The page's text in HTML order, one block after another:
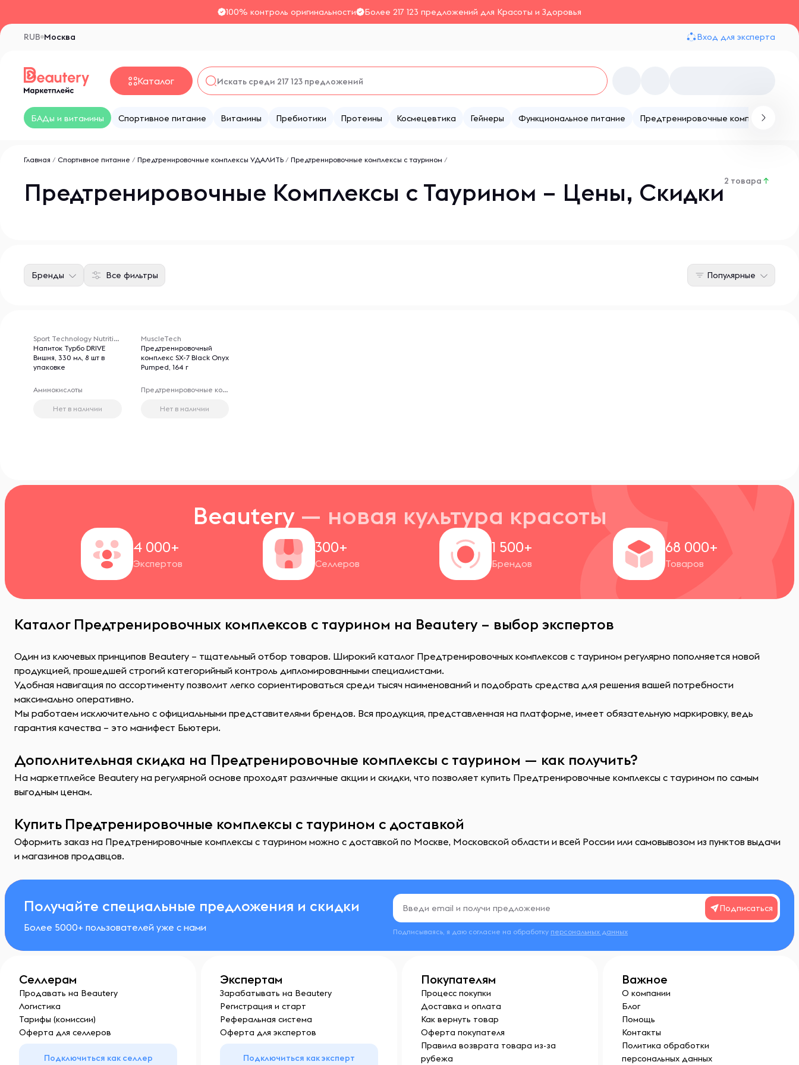
100% контроль оригинальности Более 217 123 предложений для Красоты и Здоровья
Москва
RUB Вход для эксперта
Каталог
БАДы и витамины Спортивное питание Витамины Пребиотики Протеины Космецевтика Гейнеры Функциональное питание Предтренировочные комплексы
Главная / Спортивное питание / Предтренировочные комплексы УДАЛИТЬ / Предтренировочные комплексы с таурином /
Предтренировочные Комплексы с Таурином – Цены, Скидки2 товара ↑
Все фильтры
Бренды Популярные
Sport Technology Nutrition
Напиток Турбо DRIVE
Вишня, 330 мл, 8 шт в
упаковке
Аминокислоты
Нет в наличии
MuscleTech
Предтренировочный
комплекс SX-7 Black Onyx
Pumped, 164 г
Предтренировочные комплексы
Нет в наличии
Beautery — новая культура красоты
4 000+
Экспертов
300+
Селлеров
1 500+
Брендов
68 000+
Товаров
Каталог Предтренировочных комплексов с таурином на Beautery – выбор экспертов
Один из ключевых принципов Beautery – тщательный отбор товаров. Широкий каталог Предтренировочных комплексов с таурином регулярно пополняется новой
продукцией, прошедшей строгий категорийный контроль дипломированными специалистами.
Удобная навигация по ассортименту позволит легко сориентироваться среди тысяч наименований и подобрать средства для решения вашей потребности
максимально оперативно.
Мы работаем исключительно с официальными представителями брендов. Вся продукция, представленная на платформе, имеет обязательную маркировку, ведь
гарантия качества – это манифест Бьютери.
Дополнительная скидка на Предтренировочные комплексы с таурином — как получить?
На маркетплейсе Beautery на регулярной основе проходят различные акции и скидки, что позволяет купить Предтренировочные комплексы с таурином по самым
выгодным ценам.
Купить Предтренировочные комплексы с таурином с доставкой
Оформить заказ на Предтренировочные комплексы с таурином можно с доставкой по Москве, Московской области и всей России или самовывозом из пунктов выдачи
и магазинов продавцов.
Получайте специальные предложения и скидки
Более 5000+ пользователей уже с нами
Подписаться
Подписываясь, я даю согласие на обработку персональных данных
Селлерам
Продавать на Beautery
Логистика
Тарифы (комиссии)
Оферта для селлеров
Подключиться как селлер
Экспертам
Зарабатывать на Beautery
Регистрация и старт
Реферальная система
Оферта для экспертов
Подключиться как эксперт
Покупателям
Процесс покупки
Доставка и оплата
Как вернуть товар
Оферта покупателя
Правила возврата товара из-за
рубежа
Важное
О компании
Блог
Помощь
Контакты
Политика обработки
персональных данных